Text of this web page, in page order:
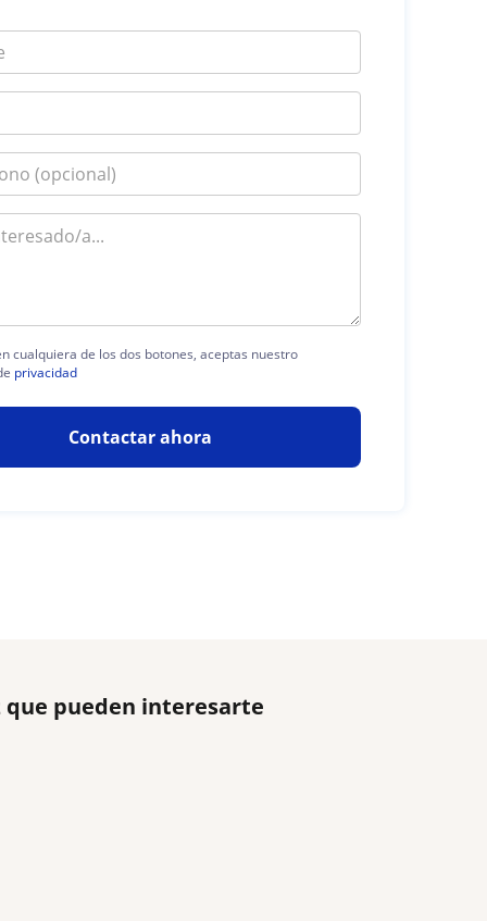
cualquiera de los dos botones, aceptas nuestro
privacidad
Contactar ahora
que pueden interesarte